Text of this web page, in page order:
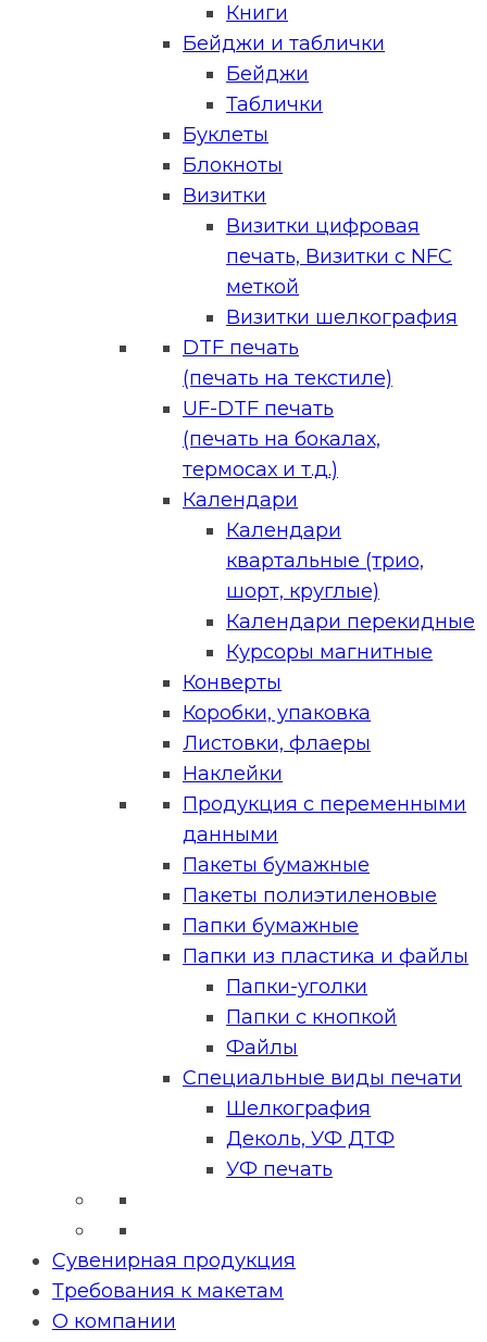
Книги
Бейджи и таблички
Бейджи
Таблички
Буклеты
Блокноты
Визитки
Визитки цифровая
печать, Визитки с NFC
меткой
Визитки шелкография
DTF печать
(печать на текстиле)
UF-DTF печать
(печать на бокалах,
термосах и т.д.)
Календари
Календари
квартальные (трио,
шорт, круглые)
Календари перекидные
Курсоры магнитные
Конверты
Коробки, упаковка
Листовки, флаеры
Наклейки
Продукция с переменными
данными
Пакеты бумажные
Пакеты полиэтиленовые
Папки бумажные
Папки из пластика и файлы
Папки-уголки
Папки с кнопкой
Файлы
Специальные виды печати
Шелкография
Деколь, УФ ДТФ
УФ печать
Сувенирная продукция
Требования к макетам
О компании